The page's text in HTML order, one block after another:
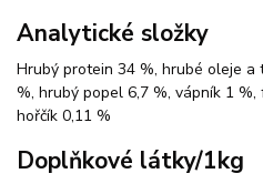
Analytické složky
Hrubý protein 34 %, hrubé oleje a
%, hrubý popel 6,7 %, vápník 1
hořčík 0,11 %
Doplňkové látky/1kg